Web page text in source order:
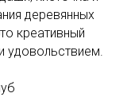
деревянных
креативный
удовольствием.